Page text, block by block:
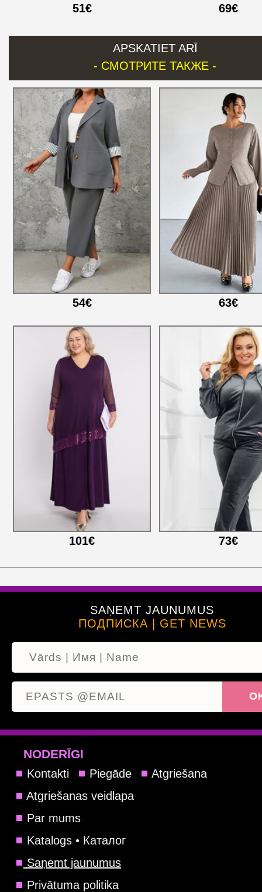
51€ 69€
APSKATIET ARĪ
- СМОТРИТЕ ТАКЖЕ -
54€ 63€
101€ 73€
SAŅEMT JAUNUMUS
ПОДПИСКА | GET NEWS
NODERĪGI
Kontakti Piegāde
Atgriešana
Atgriešanas veidlapa
Par mums
Katalogs • Каталог
Saņemt jaunumus
Privātuma politika